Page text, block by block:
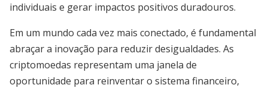
individuais e gerar impactos positivos duradouros.
Em um mundo cada vez mais conectado, é fundamental
abraçar a inovação para reduzir desigualdades. As
criptomoedas representam uma janela de
oportunidade para reinventar o sistema financeiro,